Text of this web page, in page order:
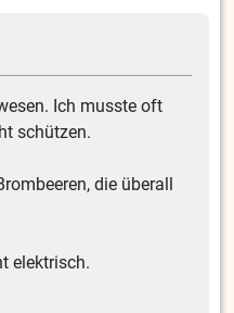
Ich musste oft
schützen.
die überall
elektrisch.